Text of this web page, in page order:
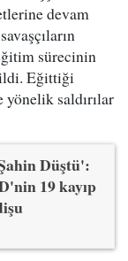
devam
sürecinin
Eğittiği
saldırılar
Düştü':
19 kayıp